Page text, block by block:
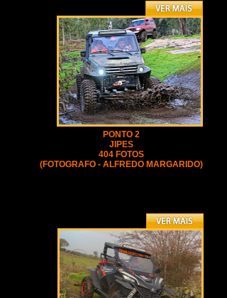
PONTO 2
JIPES
404 FOTOS
(FOTOGRAFO - ALFREDO MARGARIDO)